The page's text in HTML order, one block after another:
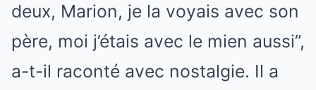
deux, Marion, je la voyais avec son
père, moi j’étais avec le mien aussi”,
a-t-il raconté avec nostalgie. Il a